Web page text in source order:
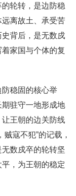
轮转，是边防稳
离故土、承受苦
背后，是无数戍
家国与个体的复
稳固的核心举
驻守一地形成地
王朝的边关防线
寇不犯”的记载，
数戍卒的轮转坚
，为王朝的稳定